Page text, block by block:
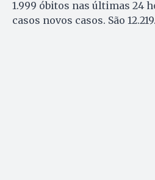
1.999 óbitos nas últimas 24
casos novos casos. São